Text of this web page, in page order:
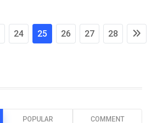
24 25 26 27 28
POPULAR COMMENT